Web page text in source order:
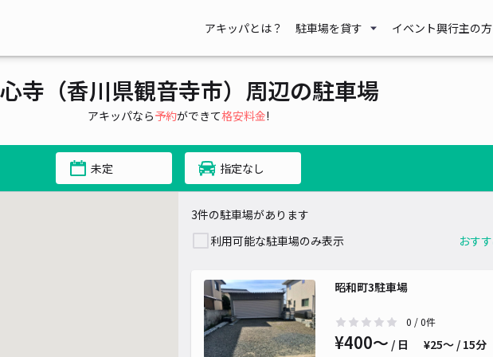
アキッパとは？ 駐車場を貸す イベント興行主の方
寺（香川県観音寺市）周辺の駐車場
アキッパなら予約ができて格安料金!
未定 指定なし
3件の駐車場があります
利用可能な駐車場のみ表示
昭和町3駐車場
0 / 0件
¥400〜 / 日 ¥25〜 / 15分